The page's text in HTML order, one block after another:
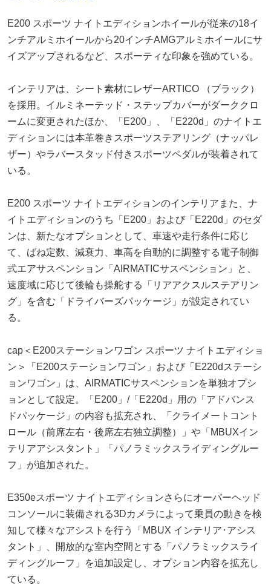
E200 スポーツ ナイトエディションホイールが従来の18イ
ンチアルミホイールから20インチAMGアルミホイールにサ
イズアップされるなど、スポーティな印象を強めている。
インテリアは、シート素材にレザーARTICO （ブラック）
を採用。イルミネーテッド・ステップカバーがダーククロ
ームに変更されたほか、「E200」、「E220d」のナイトエ
ディションには本革巻きスポーツステアリング（ナッパレ
ザー）やラバースタッド付きスポーツペダルが装着されて
いる。
E200 スポーツ ナイトエディションのインテリアまた、ナ
イトエディションのうち「E200」および「E220d」のセダ
ンは、新たなオプションとして、車速や走行条件に応じ
て、ばね定数、減衰力、車高を自動的に調整する電子制御
式エアサスペンション「AIRMATICサスペンション」と、
速度域に応じて後輪も操舵する「リアアクスルステアリン
グ」を含む「ドライバーズパッケージ」が設定されてい
る。
cap＜E200ステーションワゴン スポーツ ナイトエディショ
ン＞「E200ステーションワゴン」および「E220dステーシ
ョンワゴン」は、AIRMATICサスペンションを単独オプシ
ョンとして設定。「E200」/「E220d」用の「アドバンス
ドパッケージ」の内容も拡充され、「クライメートコント
ロール（前席左右・後席左右独立調整）」や「MBUXイン
テリアアシスタント」「パノラミックスライディングルー
フ」が追加された。
E350eスポーツ ナイトエディションさらにオーバーヘッド
コンソールに装備される3Dカメラによって乗員の動きを検
知して様々なアシストを行う「MBUX インテリア･アシス
タント」、開放的な室内空間とする「パノラミックスライ
ディングルーフ」を追加設定し、オプション内容を拡充し
ている。